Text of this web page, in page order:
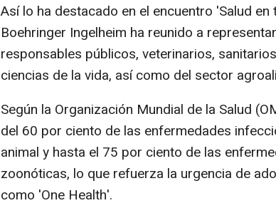
Así lo ha destacado en el encuentro 'Salud
Boehringer Ingelheim ha reunido a
responsables públicos, veterinarios,
ciencias de la vida, así como del sector
Según la Organización Mundial de la Salud
del 60 por ciento de las enfermedades
animal y hasta el 75 por ciento de las
zoonóticas, lo que refuerza la urgencia de
como 'One Health'.